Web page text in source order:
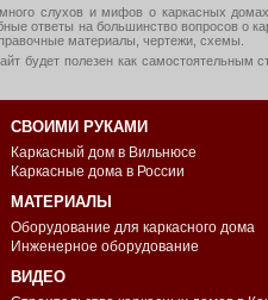
слухов и мифов о каркасных
ответы на большинство вопросов о
материалы, чертежи, схемы.
будет полезен как самостоятельным
СВОИМИ РУКАМИ
Каркасный дом в Вильнюсе
Каркасные дома в России
МАТЕРИАЛЫ
Оборудование для каркасного дома
Инженерное оборудование
ВИДЕО